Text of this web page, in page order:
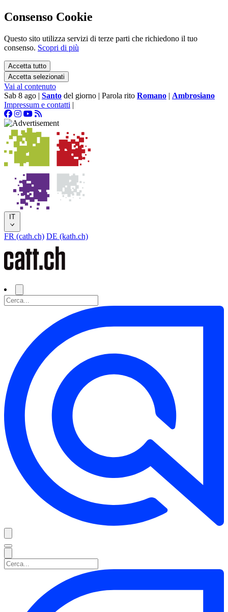
Consenso Cookie
Questo sito utilizza servizi di terze parti che richiedono il tuo
consenso. Scopri di più
Accetta tutto
Accetta selezionati
Vai al contenuto
Sab 8 ago | Santo del giorno | Parola rito Romano | Ambrosiano
Impressum e contatti |
IT
FR (cath.ch) DE (kath.ch)